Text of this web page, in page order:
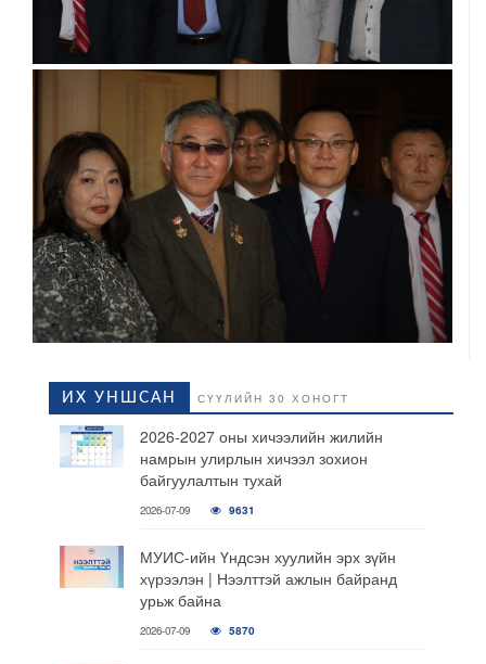
ИХ УНШСАН СҮҮЛИЙН 30 ХОНОГТ
2026-2027 оны хичээлийн жилийн
намрын улирлын хичээл зохион
байгуулалтын тухай
2026-07-09 9631
МУИС-ийн Үндсэн хуулийн эрх зүйн
хүрээлэн | Нээлттэй ажлын байранд
урьж байна
2026-07-09 5870